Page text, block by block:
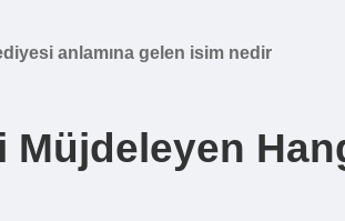
anlamına gelen isim nedir
Müjdeleyen